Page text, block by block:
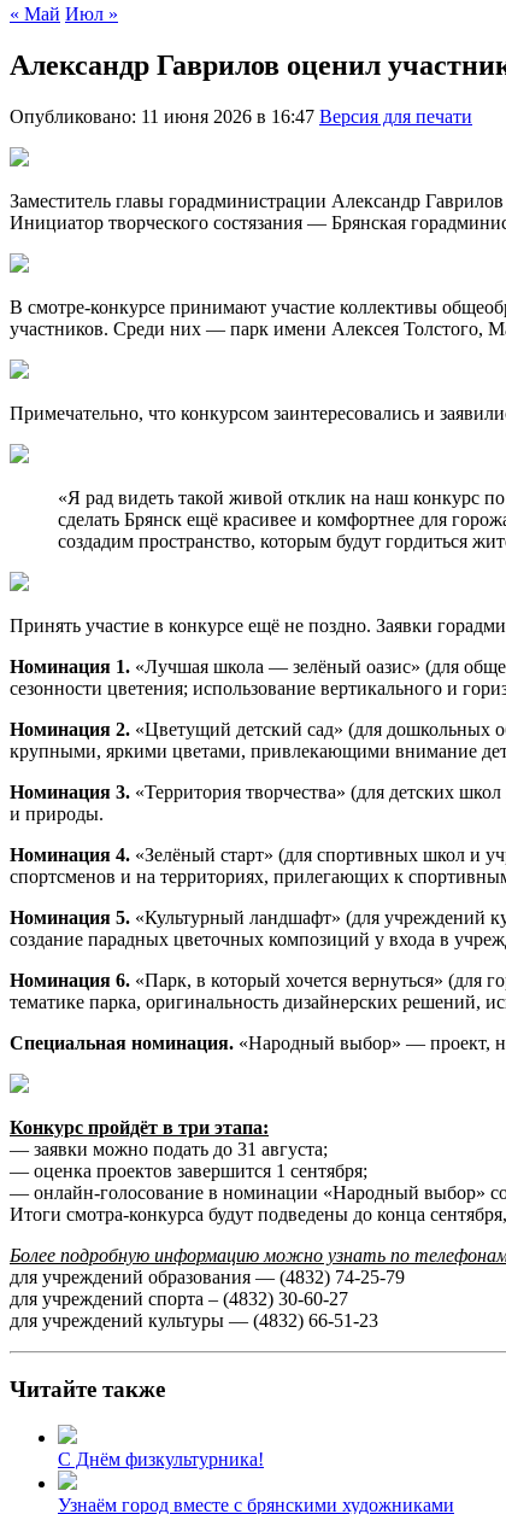
« Май Июл »
Александр Гаврилов оценил
Опубликовано: 11 июня 2026 в 16:47 Версия для печати
Заместитель главы горадминистрации Александр
Инициатор творческого состязания — Брянская
В смотре-конкурсе принимают участие коллективы
участников. Среди них — парк имени Алексея Толстого,
Примечательно, что конкурсом заинтересовались и
«Я рад видеть такой живой отклик на наш конкурс
сделать Брянск ещё красивее и комфортнее для
создадим пространство, которым будут гордиться
Принять участие в конкурсе ещё не поздно. Заявки
Номинация 1. «Лучшая школа — зелёный оазис» (для
сезонности цветения; использование вертикального и
Номинация 2. «Цветущий детский сад» (для дошкольных
крупными, яркими цветами, привлекающими внимание
Номинация 3. «Территория творчества» (для детских
и природы.
Номинация 4. «Зелёный старт» (для спортивных школ и
спортсменов и на территориях, прилегающих к
Номинация 5. «Культурный ландшафт» (для учреждений
создание парадных цветочных композиций у входа в
Номинация 6. «Парк, в который хочется вернуться» (для
тематике парка, оригинальность дизайнерских решений,
Специальная номинация. «Народный выбор» — проект,
Конкурс пройдёт в три этапа:
— заявки можно подать до 31 августа;
— оценка проектов завершится 1 сентября;
— онлайн-голосование в номинации «Народный выбор»
Итоги смотра-конкурса будут подведены до конца
Более подробную информацию можно узнать по
для учреждений образования — (4832) 74-25-79
для учреждений спорта – (4832) 30-60-27
для учреждений культуры — (4832) 66-51-23
Читайте также
С Днём физкультурника!
Узнаём город вместе с брянскими художниками